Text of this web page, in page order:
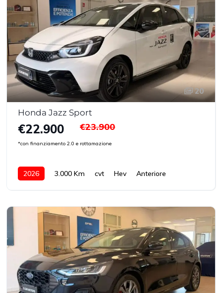
20
Honda Jazz Sport
€22.900
*con finanziamento 2.0 e rottamazione
€23.900
2026 3.000 Km cvt Hev Anteriore